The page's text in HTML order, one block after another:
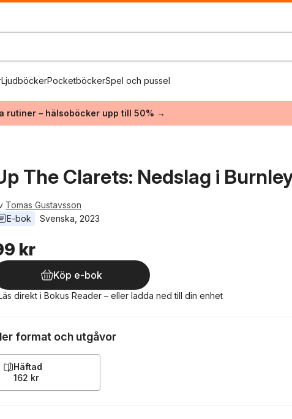
LjudböckerPocketböckerSpel och pussel
rutiner – hälsoböcker upp till 50% →
The Clarets: Nedslag i
Tomas Gustavsson
E-bok
Svenska 2023
kr
Köp e-bok
direkt i Bokus Reader – eller ladda ned till din enhet
format och utgåvor
Häftad
162 kr